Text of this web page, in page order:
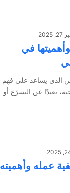
في
الذي يساعد على فهم
بعيدًا عن التسرّع أو
عمله وأهميته